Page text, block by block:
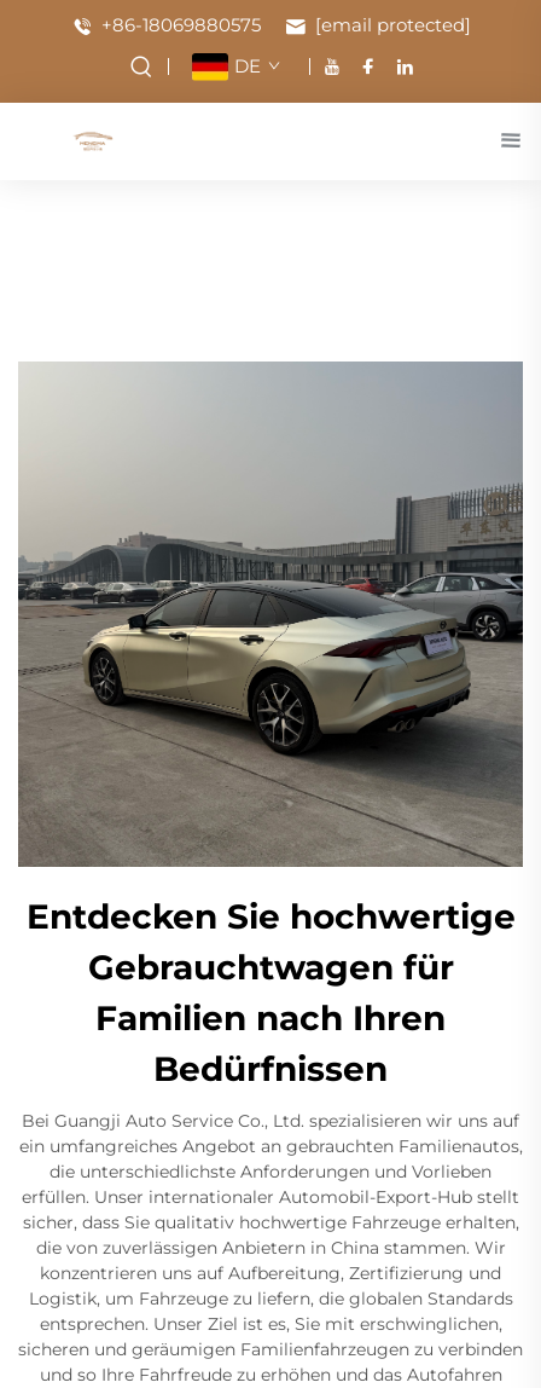
+86-18069880575
[email protected]
DE
Entdecken Sie hochwertige
Gebrauchtwagen für
Familien nach Ihren
Bedürfnissen
Bei Guangji Auto Service Co., Ltd. spezialisieren wir uns auf
ein umfangreiches Angebot an gebrauchten Familienautos,
die unterschiedlichste Anforderungen und Vorlieben
erfüllen. Unser internationaler Automobil-Export-Hub stellt
sicher, dass Sie qualitativ hochwertige Fahrzeuge erhalten,
die von zuverlässigen Anbietern in China stammen. Wir
konzentrieren uns auf Aufbereitung, Zertifizierung und
Logistik, um Fahrzeuge zu liefern, die globalen Standards
entsprechen. Unser Ziel ist es, Sie mit erschwinglichen,
sicheren und geräumigen Familienfahrzeugen zu verbinden
und so Ihre Fahrfreude zu erhöhen und das Autofahren